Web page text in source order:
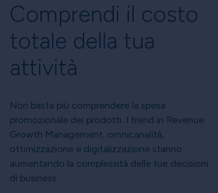
Comprendi il costo
totale della tua
attività
Non basta più comprendere la spesa
promozionale dei prodotti. I trend in Revenue
Growth Management, omnicanalità,
ottimizzazione e digitalizzazione stanno
aumentando la complessità delle tue decisioni
di business.